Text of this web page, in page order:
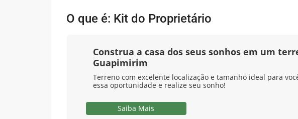
O que é: Kit do Proprietário
Construa a casa dos seus sonhos em um
Guapimirim
Terreno com excelente localização e tamanho ideal para
essa oportunidade e realize seu sonho!
Saiba Mais